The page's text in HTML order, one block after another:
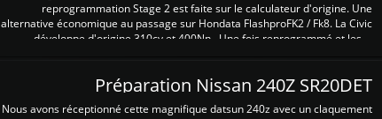
reprogrammation Stage 2 est faite sur le calculateur d'origine. Une
alternative économique au passage sur Hondata FlashproFK2 / Fk8. La Civic
développe d'origine 310cv et 400Nn , Une fois reprogrammé et les ...
Préparation Nissan 240Z SR20DET
Nous avons réceptionné cette magnifique datsun 240z avec un claquement